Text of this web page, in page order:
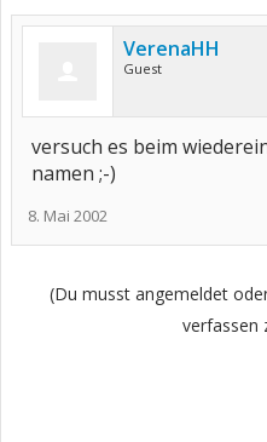
VerenaHH
Guest
versuch es beim
namen ;-)
8. Mai 2002
(Du musst angemeldet
verfassen